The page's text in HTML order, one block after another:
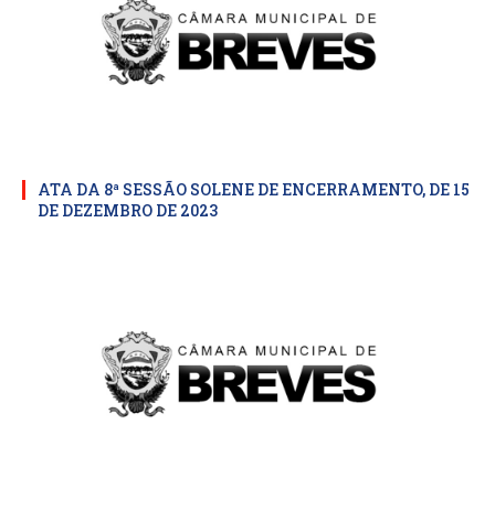
ATA DA 8ª SESSÃO SOLENE DE ENCERRAMENTO, DE 15
DE DEZEMBRO DE 2023